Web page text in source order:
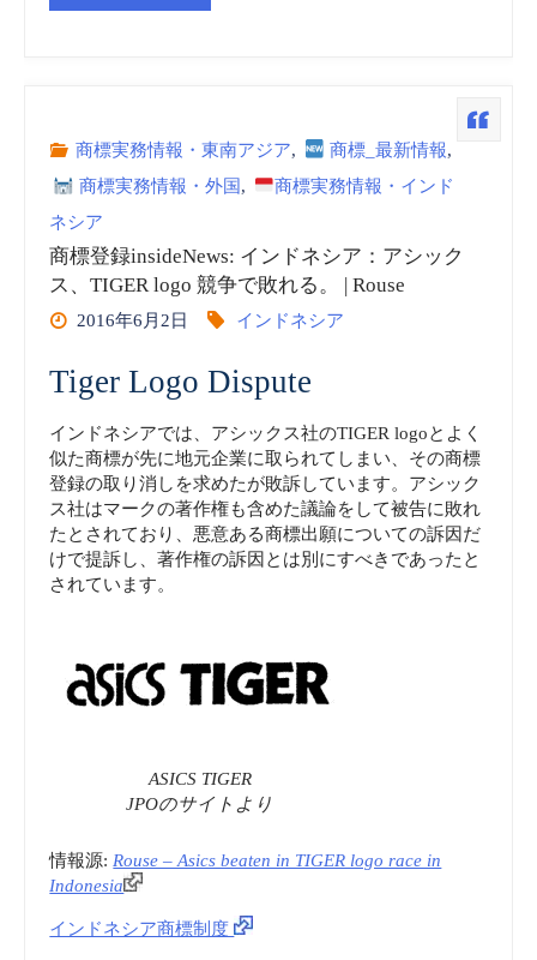
Schedule
イ
ン
ア
知
産
商標実務情報・東南アジア, 商標_最新情報,
商標実務情報・外国,
商標実務情報・インド
ネシア
商標登録insideNews: インドネシア：アシック
ス、TIGER logo 競争で敗れる。 | Rouse
2016年6月2日 インドネシア
Tiger Logo Dispute
インドネシアでは、アシックス社のTIGER logoとよく
似た商標が先に地元企業に取られてしまい、その商標
登録の取り消しを求めたが敗訴しています。アシック
ス社はマークの著作権も含めた議論をして被告に敗れ
たとされており、悪意ある商標出願についての訴因だ
けで提訴し、著作権の訴因とは別にすべきであったと
されています。
ASICS TIGER
JPOのサイトより
情報源: Rouse – Asics beaten in TIGER logo race in
Indonesia
インドネシア商標制度